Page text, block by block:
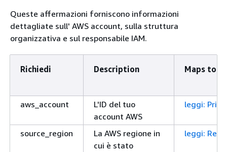
Queste affermazioni forniscono informazioni
dettagliate sull' AWS account, sulla struttura
organizzativa e sul responsabile IAM.
Richiedi Description Maps to
aws_account
L'ID del tuo
account AWS
leggi:
source_region
La AWS regione in
cui è stato
leggi: